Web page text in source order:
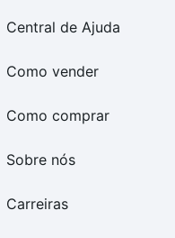
Central de Ajuda
Como vender
Como comprar
Sobre nós
Carreiras